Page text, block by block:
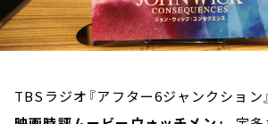
TBSラジオ『アフター6ジャンクション